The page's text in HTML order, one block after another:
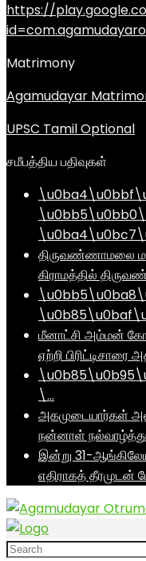
https://
Matrimony
Agamudayar
UPSC Tamil Optional
சமீபத்திய பதிவுகள்
திருவண்ணாமலை
கிராமத்தில்
மீனாட்சி அம்மன்
ஏற்றி
\…
அகமுடையார்கள்
நன்னாள்
இன்று 31-
எதிராகத் தீரமுடன்